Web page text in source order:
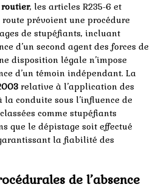
, les articles R235-6 et
prévoient une procédure
de stupéfiants, incluant
d’un second agent des forces de
disposition légale n’impose
d’un témoin indépendant. La
relative à l’application des
conduite sous l’influence de
comme stupéfiants
que le dépistage soit effectué
la fiabilité des
de l’absence